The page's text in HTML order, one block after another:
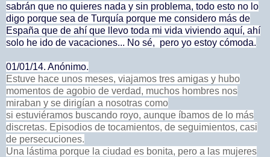
sabrán que no quieres nada y sin problema, todo esto no lo
digo porque sea de Turquía porque me considero más de
España que de ahí que llevo toda mi vida viviendo aquí, ahí
solo he ido de vacaciones... No sé, pero yo estoy cómoda.
01/01/14. Anónimo.
Estuve hace unos meses, viajamos tres amigas y hubo
momentos de agobio de verdad, muchos hombres nos
miraban y se dirigían a nosotras como
si estuviéramos buscando royo, aunque íbamos de lo más
discretas. Episodios de tocamientos, de seguimientos, casi
de persecuciones.
Una lástima porque la ciudad es bonita, pero a las mujeres